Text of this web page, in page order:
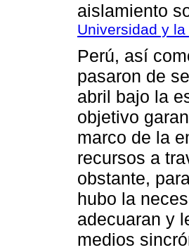
aislamiento
Universidad y
Perú, así
pasaron de
abril bajo la
objetivo
marco de la
recursos a
obstante,
hubo la
adecuaran y
medios